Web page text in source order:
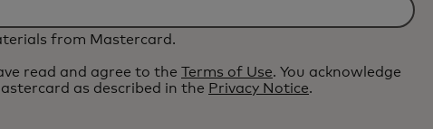
from Mastercard.
read and agree to the Terms of Use. You acknowledge
as described in the Privacy Notice.